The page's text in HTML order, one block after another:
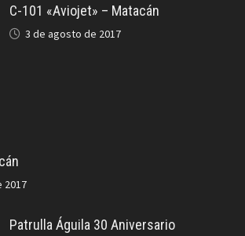
C-101 «Aviojet» – Matacán
3 de agosto de 2017
2017
Patrulla Águila 30 Aniversario